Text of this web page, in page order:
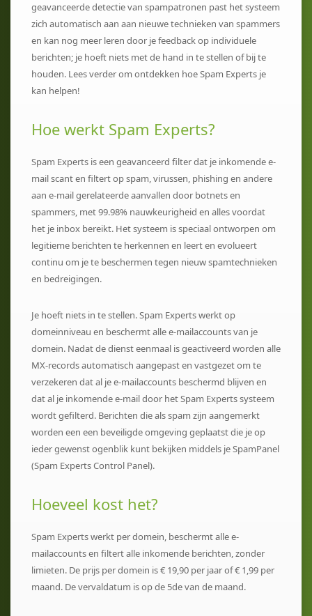
geavanceerde detectie van spampatronen past het systeem
zich automatisch aan aan nieuwe technieken van spammers
en kan nog meer leren door je feedback op individuele
berichten; je hoeft niets met de hand in te stellen of bij te
houden. Lees verder om ontdekken hoe Spam Experts je
kan helpen!
Hoe werkt Spam Experts?
Spam Experts is een geavanceerd filter dat je inkomende e-
mail scant en filtert op spam, virussen, phishing en andere
aan e-mail gerelateerde aanvallen door botnets en
spammers, met 99.98% nauwkeurigheid en alles voordat
het je inbox bereikt. Het systeem is speciaal ontworpen om
legitieme berichten te herkennen en leert en evolueert
continu om je te beschermen tegen nieuw spamtechnieken
en bedreigingen.
Je hoeft niets in te stellen. Spam Experts werkt op
domeinniveau en beschermt alle e-mailaccounts van je
domein. Nadat de dienst eenmaal is geactiveerd worden alle
MX-records automatisch aangepast en vastgezet om te
verzekeren dat al je e-mailaccounts beschermd blijven en
dat al je inkomende e-mail door het Spam Experts systeem
wordt gefilterd. Berichten die als spam zijn aangemerkt
worden een een beveiligde omgeving geplaatst die je op
ieder gewenst ogenblik kunt bekijken middels je SpamPanel
(Spam Experts Control Panel).
Hoeveel kost het?
Spam Experts werkt per domein, beschermt alle e-
mailaccounts en filtert alle inkomende berichten, zonder
limieten. De prijs per domein is € 19,90 per jaar of € 1,99 per
maand. De vervaldatum is op de 5de van de maand.